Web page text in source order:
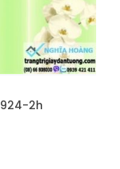
2h